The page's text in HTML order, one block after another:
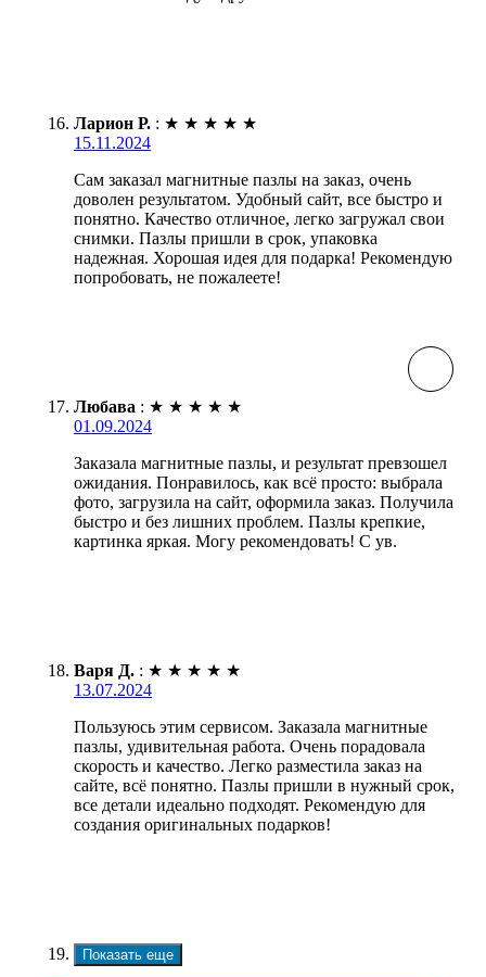
Ларион Р. : ★ ★ ★ ★ ★
15.11.2024
Сам заказал магнитные пазлы на заказ, очень
доволен результатом. Удобный сайт, все быстро и
понятно. Качество отличное, легко загружал свои
снимки. Пазлы пришли в срок, упаковка
надежная. Хорошая идея для подарка! Рекомендую
попробовать, не пожалеете!
Любава : ★ ★ ★ ★ ★
01.09.2024
Заказала магнитные пазлы, и результат превзошел
ожидания. Понравилось, как всё просто: выбрала
фото, загрузила на сайт, оформила заказ. Получила
быстро и без лишних проблем. Пазлы крепкие,
картинка яркая. Могу рекомендовать! С ув.
Варя Д. : ★ ★ ★ ★ ★
13.07.2024
Пользуюсь этим сервисом. Заказала магнитные
пазлы, удивительная работа. Очень порадовала
скорость и качество. Легко разместила заказ на
сайте, всё понятно. Пазлы пришли в нужный срок,
все детали идеально подходят. Рекомендую для
создания оригинальных подарков!
Показать еще